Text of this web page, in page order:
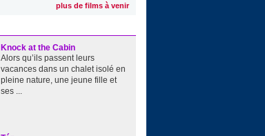
plus de films à venir
Knock at the Cabin
Alors qu’ils passent leurs
vacances dans un chalet isolé en
pleine nature, une jeune fille et
ses ...